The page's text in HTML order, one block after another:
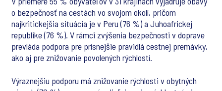
o bezpečnosť na cestách vo svojom okolí, pričom
najkritickejšia situácia je v Peru (76 %) a Juhoafrickej
republike (76 %). V rámci zvýšenia bezpečnosti v doprave
prevláda podpora pre prísnejšie pravidlá cestnej premávky,
ako aj pre znižovanie povolených rýchlostí.
Výraznejšiu podporu má znižovanie rýchlosti v obytných